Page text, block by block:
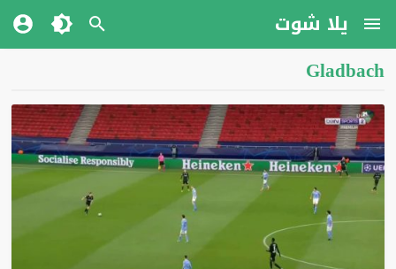
يلا شوت
Gladbach